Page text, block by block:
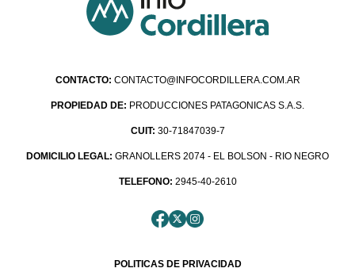
CONTACTO: CONTACTO@INFOCORDILLERA.COM.AR
PROPIEDAD DE: PRODUCCIONES PATAGONICAS S.A.S.
CUIT: 30-71847039-7
DOMICILIO LEGAL: GRANOLLERS 2074 - EL BOLSON - RIO NEGRO
TELEFONO: 2945-40-2610
POLITICAS DE PRIVACIDAD